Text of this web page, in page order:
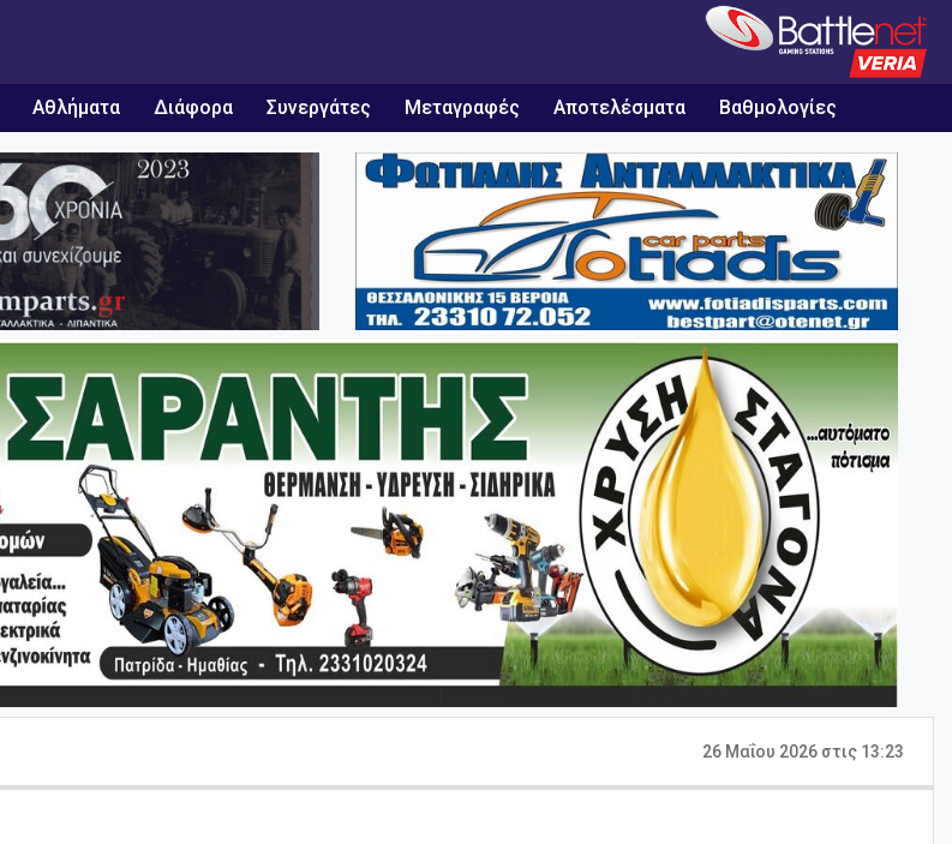
Αθλήματα Διάφορα Συνεργάτες Μεταγραφές Αποτελέσματα Βαθμολογίες
26 Μαΐου 2026 στις 13:23